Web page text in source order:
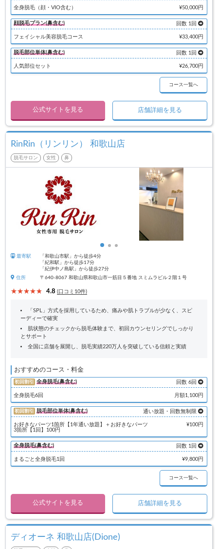
全身脱毛（顔・VIO含む） ¥50,000円
顔脱毛プラン(鼻含む) 回数 1回
フェイシャル美容脱毛コース ¥33,400円
脱毛部位単体(鼻含む) 回数 1回
人気部位セット ¥26,700円
コース一覧へ
公式サイトを見る 店舗詳細を見る
RinRin（リンリン） 和歌山店
脱毛サロン 女性 鼻
最寄駅
「和歌山市駅」から徒歩4分
「紀和駅」から徒歩17分
「紀伊中ノ島駅」から徒歩27分
住所
〒640-8067 和歌山県和歌山市一筋目５番地 スミムラビル２階１号
4.8 (口コミ10件)
「SPL」方式を採用しているため、痛みや肌トラブルが少なく、スピ
ーディーで確実
肌状態のチェックから脱毛体験まで、初回カウンセリングでしっかり
とサポート
全国に店舗を展開し、脱毛実績220万人を突破している信頼と実績
おすすめのコース・料金
初回割引 全身脱毛(鼻含む) 回数 6回
全身脱毛6回 月額1,100円
初回割引 脱毛部位単体(鼻含む) 通い放題・回数無制限
お好きなパーツ1箇所【1年通い放題】＋お好きなパーツ
3箇所【1回】100円
¥100円
全身脱毛(鼻含む) 回数 1回
まるごと全身脱毛1回 ¥9,800円
コース一覧へ
公式サイトを見る 店舗詳細を見る
ディオーネ 和歌山店(Dione)